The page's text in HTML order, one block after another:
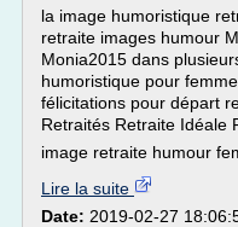
la image humoristique
retraite images humour
Monia2015 dans
humoristique pour
félicitations pour départ
Retraités Retraite Idéale
image retraite humour
Lire la suite
Date: 2019-02-27